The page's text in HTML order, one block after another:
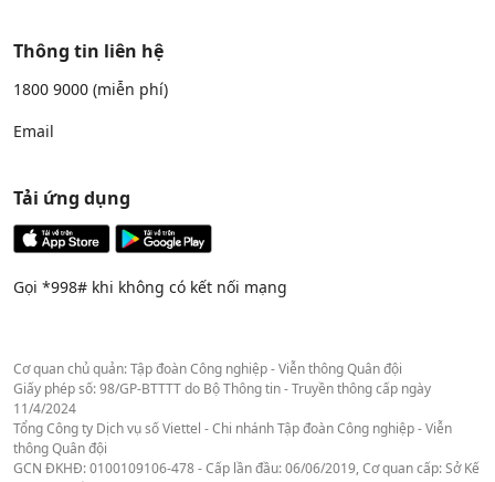
Thông tin liên hệ
1800 9000 (miễn phí)
Email
Tải ứng dụng
Gọi *998# khi không có kết nối mạng
Cơ quan chủ quản: Tập đoàn Công nghiệp - Viễn thông Quân đội
Giấy phép số: 98/GP-BTTTT do Bộ Thông tin - Truyền thông cấp ngày
11/4/2024
Tổng Công ty Dịch vụ số Viettel - Chi nhánh Tập đoàn Công nghiệp - Viễn
thông Quân đội
GCN ĐKHĐ: 0100109106-478 - Cấp lần đầu: 06/06/2019, Cơ quan cấp: Sở Kế